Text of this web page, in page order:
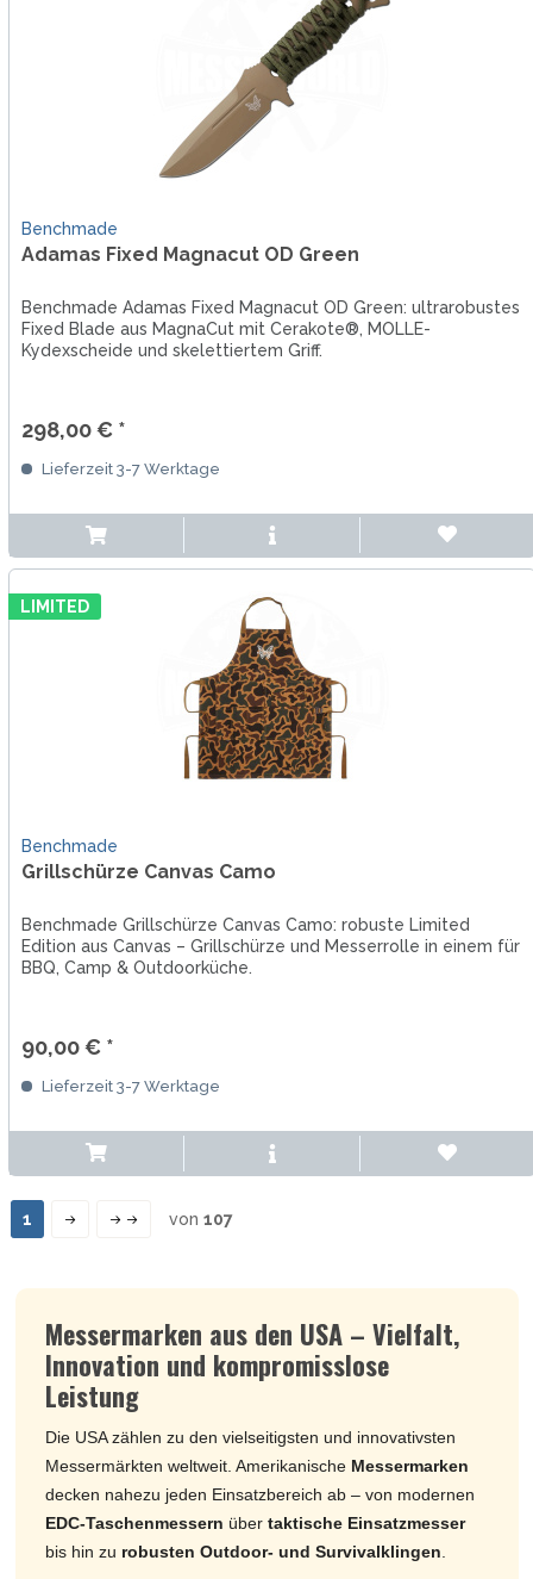
Benchmade
Adamas Fixed Magnacut OD Green
Benchmade Adamas Fixed Magnacut OD Green: ultrarobustes
Fixed Blade aus MagnaCut mit Cerakote®, MOLLE-
Kydexscheide und skelettiertem Griff.
298,00 € *
Lieferzeit 3-7 Werktage
LIMITED
Benchmade
Grillschürze Canvas Camo
Benchmade Grillschürze Canvas Camo: robuste Limited
Edition aus Canvas – Grillschürze und Messerrolle in einem für
BBQ, Camp & Outdoorküche.
90,00 € *
Lieferzeit 3-7 Werktage
1 von 107
Messermarken aus den USA – Vielfalt,
Innovation und kompromisslose
Leistung
Die USA zählen zu den vielseitigsten und innovativsten
Messermärkten weltweit. Amerikanische Messermarken
decken nahezu jeden Einsatzbereich ab – von modernen
EDC-Taschenmessern über taktische Einsatzmesser
bis hin zu robusten Outdoor- und Survivalklingen.